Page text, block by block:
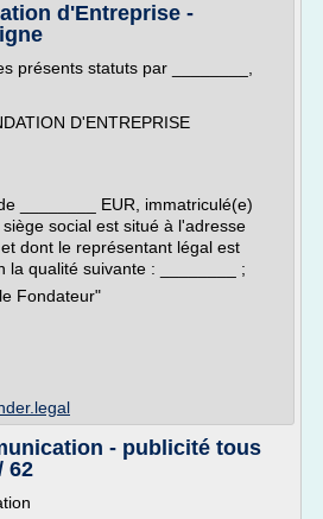
d'Entreprise -
présents statuts par ________,
D'ENTREPRISE
________ EUR, immatriculé(e)
social est situé à l'adresse
dont le représentant légal est
la qualité suivante : ________ ;
Fondateur"
- publicité tous
62